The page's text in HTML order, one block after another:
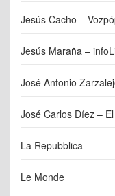
Jesús Cacho –
Jesús Maraña –
José Antonio
José Carlos Díez –
La Repubblica
Le Monde